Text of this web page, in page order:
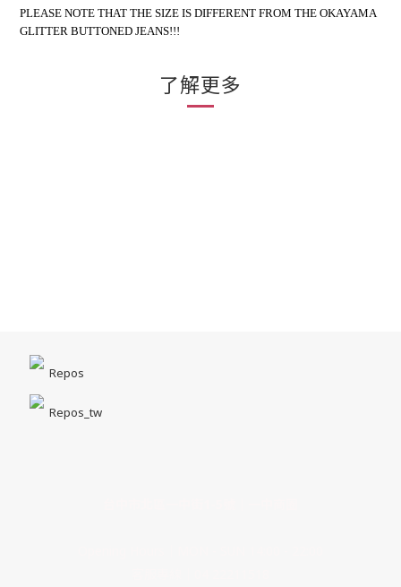
PLEASE NOTE THAT THE SIZE IS DIFFERENT FROM THE OKAYAMA
GLITTER BUTTONED JEANS!!!
了解更多
Repos
Repos_tw